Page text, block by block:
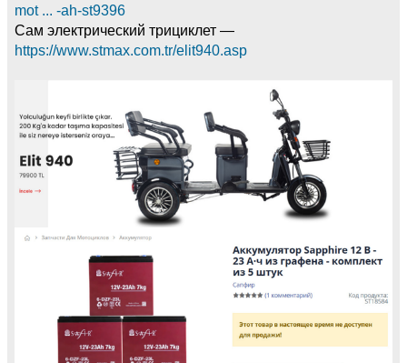
mot ... -ah-st9396
Сам электрический трициклет —
https://www.stmax.com.tr/elit940.asp